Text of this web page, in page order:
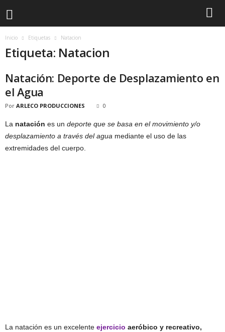
Inicio Etiquetas Natacion
Etiqueta: Natacion
Natación: Deporte de Desplazamiento en
el Agua
Por ARLECO PRODUCCIONES 0
La natación es un deporte que se basa en el movimiento y/o
desplazamiento a través del agua mediante el uso de las
extremidades del cuerpo.
La natación es un excelente ejercicio aeróbico y recreativo,